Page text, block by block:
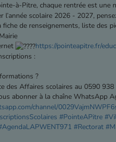
à-Pitre, chaque rentrée est une
l’année scolaire 2026 - 2027,
fiche de renseignements, liste des
https://pointeapitre.fr/
:
?
des Affaires scolaires au 0590 938
abonner à la chaîne WhatsApp
channel/
#PointeAPitre
#Rectorat